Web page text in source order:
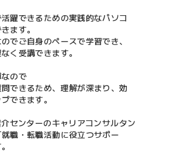
躍できるための実践的なパソコ
ます。
でご自身のペースで学習でき、
く受講できます。
ので
できるため、理解が深まり、効
できます。
センターのキャリアコンサルタン
職・転職活動に役立つサポー